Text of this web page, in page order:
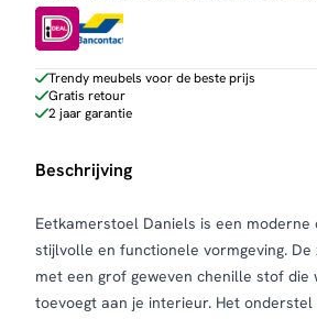
Trendy meubels voor de beste prijs
Gratis retour
2 jaar garantie
Beschrijving
Eetkamerstoel Daniels is een
stijlvolle en functionele vormgeving.
met een grof geweven chenille stof
toevoegt aan je interieur. Het onderstel